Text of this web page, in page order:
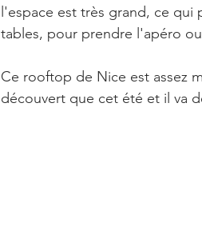
l'espace est très grand, ce
tables, pour prendre l'apéro
Ce rooftop de Nice est assez
découvert que cet été et il va